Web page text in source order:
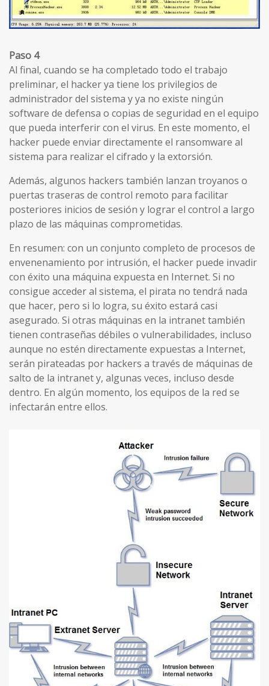
Paso 4
Al final, cuando se ha completado todo el trabajo
preliminar, el hacker ya tiene los privilegios de
administrador del sistema y ​​ya no existe ningún
software de defensa o copias de seguridad en el equipo
que pueda interferir con el virus. En este momento, el
hacker puede enviar directamente el ransomware al
sistema para realizar el cifrado y la extorsión.
Además, algunos hackers también lanzan troyanos o
puertas traseras de control remoto para facilitar
posteriores inicios de sesión y lograr el control a largo
plazo de las máquinas comprometidas.
En resumen: con un conjunto completo de procesos de
envenenamiento por intrusión, el hacker puede invadir
con éxito una máquina expuesta en Internet. Si no
consigue acceder al sistema, el pirata no tendrá nada
que hacer, pero si lo logra, su éxito estará casi
asegurado. Si otras máquinas en la intranet también
tienen contraseñas débiles o vulnerabilidades, incluso
aunque no estén directamente expuestas a Internet,
serán pirateadas por hackers a través de máquinas de
salto de la intranet y, algunas veces, incluso desde
dentro. En algún momento, los equipos de la red se
infectarán entre ellos.